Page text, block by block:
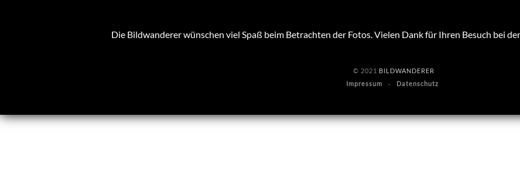
Die Bildwanderer wünschen viel Spaß beim Betrachten der Fotos. Vielen Dank für Ihren Besuch bei
© 2021 BILDWANDERER
Impressum
Datenschutz